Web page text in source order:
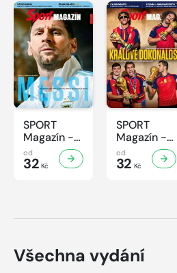
SPORT
Magazín -
32/2026
od
32 Kč
SPORT
Magazín -
31/2026
od
32 Kč
Všechna vydání